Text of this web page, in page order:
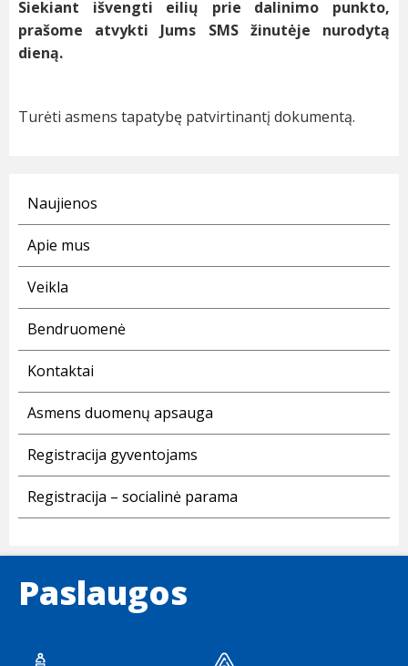
Siekiant išvengti eilių prie dalinimo punkto,
prašome atvykti Jums SMS žinutėje nurodytą
dieną.
Turėti asmens tapatybę patvirtinantį dokumentą.
Naujienos
Apie mus
Veikla
Bendruomenė
Kontaktai
Asmens duomenų apsauga
Registracija gyventojams
Registracija – socialinė parama
Paslaugos